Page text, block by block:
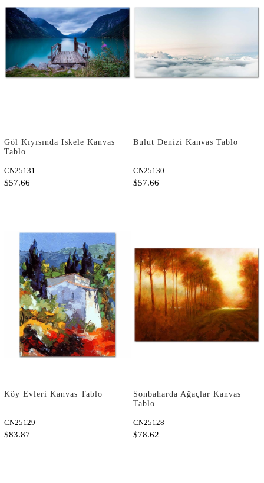
Göl Kıyısında İskele Kanvas
Tablo
CN25131
$57.66
Bulut Denizi Kanvas Tablo
CN25130
$57.66
Köy Evleri Kanvas Tablo
CN25129
$83.87
Sonbaharda Ağaçlar Kanvas
Tablo
CN25128
$78.62